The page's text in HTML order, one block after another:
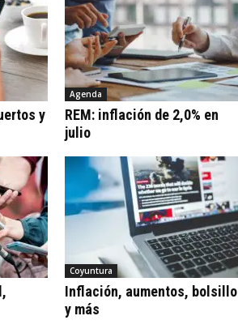
y
Agenda
REM: inflación de 2,0% en
julio
Coyuntura
Inflación, aumentos, bolsillo
y más